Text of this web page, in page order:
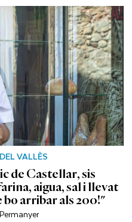
VALLÈS
de Castellar, sis
aigua, sal i llevat
bo arribar als 200!"